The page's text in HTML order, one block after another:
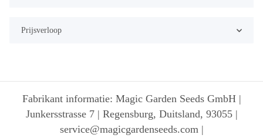
Prijsverloop
Fabrikant informatie: Magic Garden Seeds GmbH |
Junkersstrasse 7 | Regensburg, Duitsland, 93055 |
service@magicgardenseeds.com |